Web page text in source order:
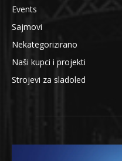
Events
Sajmovi
Nekategorizirano
Naši kupci i projekti
Strojevi za sladoled